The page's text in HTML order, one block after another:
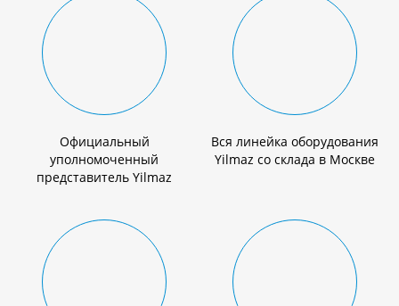
Официальный
уполномоченный
представитель Yilmaz
Вся линейка оборудования
Yilmaz со склада в Москве